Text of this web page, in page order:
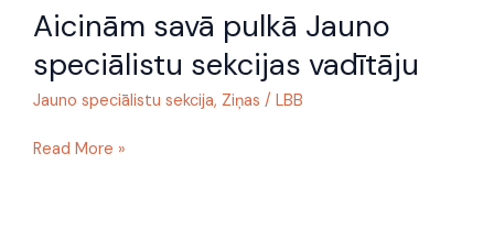
Aicinām savā pulkā Jauno
speciālistu sekcijas vadītāju
Jauno speciālistu sekcija, Ziņas / LBB
savā
Jauno
speciālistu
vadītāju
Read More »